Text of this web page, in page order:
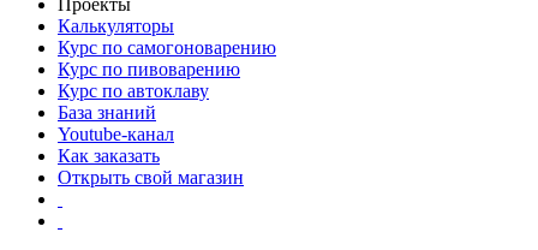
Проекты
Калькуляторы
Курс по самогоноварению
Курс по пивоварению
Курс по автоклаву
База знаний
Youtube-канал
Как заказать
Открыть свой магазин